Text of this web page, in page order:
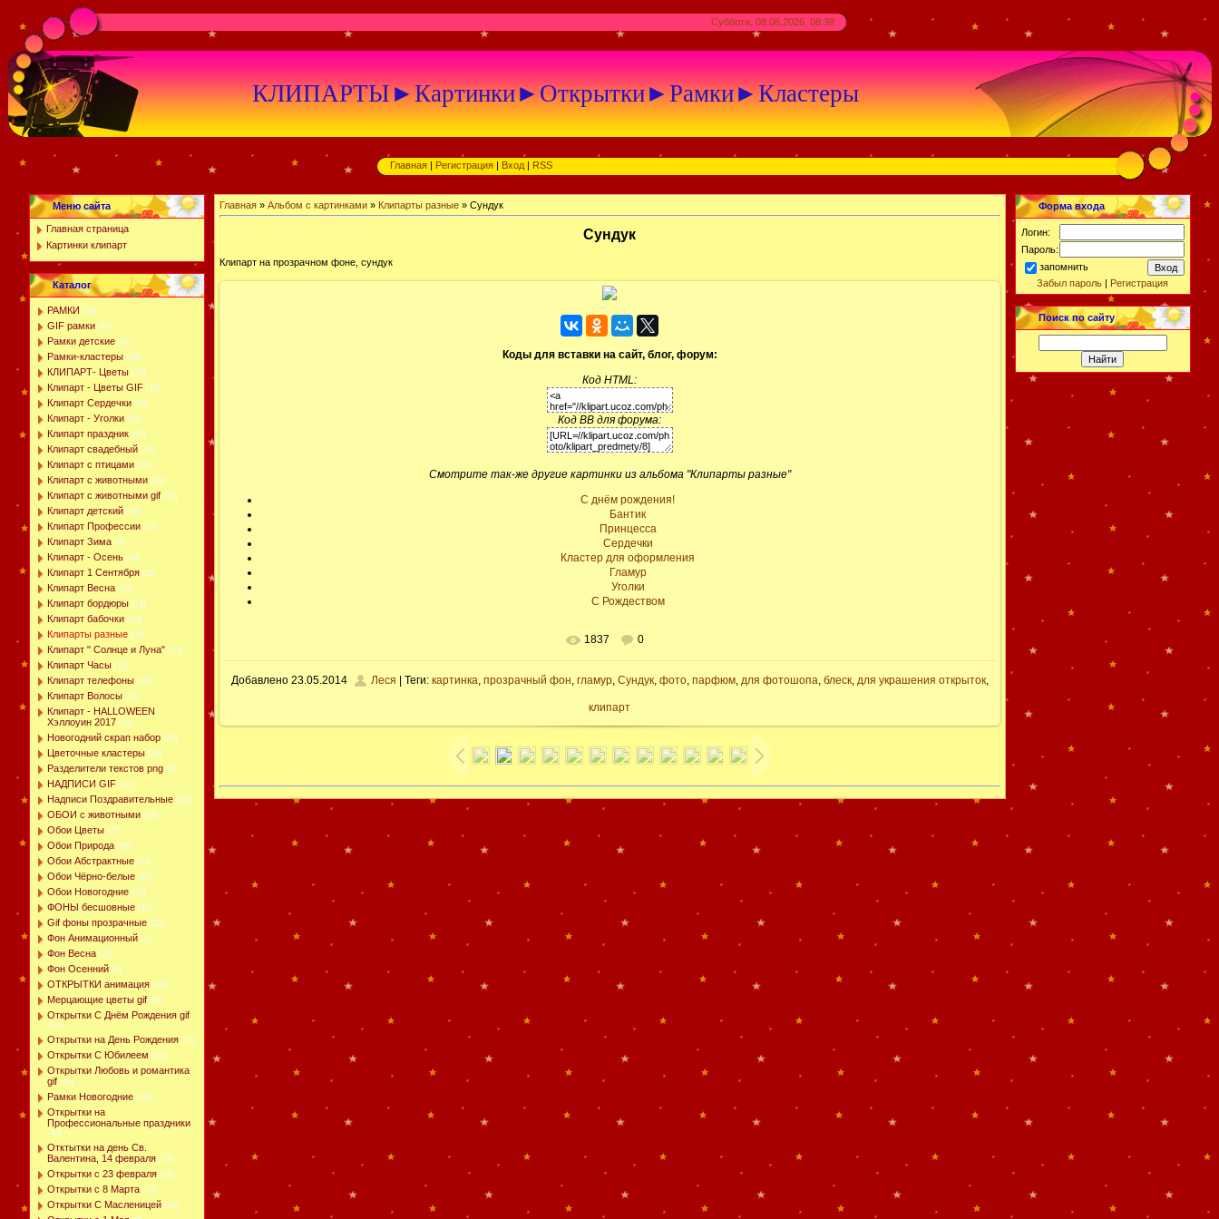
Суббота, 08.08.2026, 08:39
КЛИПАРТЫ►Картинки►Открытки►Рамки►Кластеры
Главная | Регистрация | Вход | RSS
Меню сайта
Главная страница
Картинки клипарт
Каталог
РАМКИ [79]
GIF рамки [47]
Рамки детские [31]
Рамки-кластеры [59]
КЛИПАРТ- Цветы [75]
Клипарт - Цветы GIF [43]
Клипарт Сердечки [18]
Клипарт - Уголки [51]
Клипарт праздник [42]
Клипарт свадебный [10]
Клипарт с птицами [15]
Клипарт с животными [38]
Клипарт с животными gif [49]
Клипарт детский [45]
Клипарт Профессии [17]
Клипарт Зима [9]
Клипарт - Осень [88]
Клипарт 1 Сентября [11]
Клипарт Весна [16]
Клипарт бордюры [19]
Клипарт бабочки [43]
Клипарты разные [50]
Клипарт " Солнце и Луна" [15]
Клипарт Часы [11]
Клипарт телефоны [39]
Клипарт Волосы [10]
Клипарт - HALLOWEEN
Хэллоуин 2017 [24]
Новогодний скрап набор [30]
Цветочные кластеры [36]
Разделители текстов png [9]
НАДПИСИ GIF [41]
Надписи Поздравительные [40]
ОБОИ с животными [28]
Обои Цветы [27]
Обои Природа [59]
Обои Абстрактные [24]
Обои Чёрно-белые [16]
Обои Новогодние [29]
ФОНЫ бесшовные [41]
Gif фоны прозрачные [21]
Фон Анимационный [1]
Фон Весна [11]
Фон Осенний [4]
ОТКРЫТКИ анимация [39]
Мерцающие цветы gif [22]
Открытки С Днём Рождения gif
[44]
Открытки на День Рождения [13]
Открытки С Юбилеем [10]
Открытки Любовь и романтика
gif [43]
Рамки Новогодние [16]
Открытки на
Профессиональные праздники
[48]
Отктытки на день Св.
Валентина, 14 февраля [15]
Открытки с 23 февраля [16]
Открытки с 8 Марта [15]
Открытки С Масленицей [10]
Главная» Альбом с картинками» Клипарты разные» Сундук
Сундук
Клипарт на прозрачном фоне, сундук
Коды для вставки на сайт, блог, форум:
Код HTML:
Код BB для форума:
Смотрите так-же другие картинки из альбома "Клипарты разные"
C днём рождения!
Бантик
Принцесса
Сердечки
Кластер для оформления
Гламур
Уголки
С Рождеством
1837 0
Добавлено23.05.2014 Леся | Теги: картинка, прозрачный фон, гламур, Сундук, фото, парфюм, для фотошопа, блеск, для украшения открыток,
клипарт
Форма входа
Логин:
Пароль:
запомнить
Забыл пароль | Регистрация
Поиск по сайту